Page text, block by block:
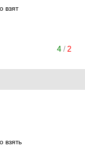
взят
4/ 2
взять